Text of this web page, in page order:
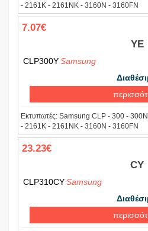
- 2161K - 2161NK - 3160N - 3160FN
7.07€
YE
CLP300YSamsung
Εκτυπωτές: Samsung CLP - 300 -
- 2161K - 2161NK - 3160N - 3160FN
23.23€
CY
CLP310CYSamsung